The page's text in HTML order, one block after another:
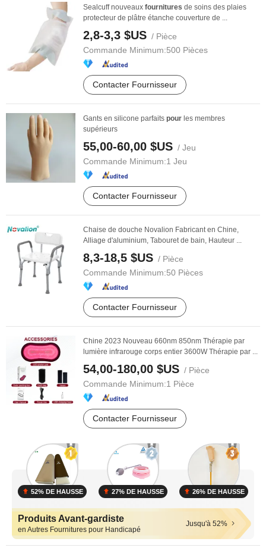
Sealcuff nouveaux fournitures de soins des plaies
protecteur de plâtre étanche couverture de ...
2,8-3,3 $US / Pièce
Commande Minimum:500 Pièces
Contacter Fournisseur
Gants en silicone parfaits pour les membres
supérieurs
55,00-60,00 $US / Jeu
Commande Minimum:1 Jeu
Contacter Fournisseur
Chaise de douche Novalion Fabricant en Chine,
Alliage d'aluminium, Tabouret de bain, Hauteur ...
8,3-18,5 $US / Pièce
Commande Minimum:50 Pièces
Contacter Fournisseur
Chine 2023 Nouveau 660nm 850nm Thérapie par
lumière infrarouge corps entier 3600W Thérapie par ...
54,00-180,00 $US / Pièce
Commande Minimum:1 Pièce
Contacter Fournisseur
52% DE HAUSSE 27% DE HAUSSE 26% DE HAUSSE
Produits Avant-gardiste
en Autres Fournitures pour Handicapé
Jusqu'à 52%